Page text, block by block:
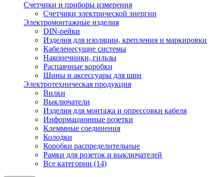
Счетчики и приборы измерения
Счетчики электрической энергии
Электромонтажные изделия
DIN-рейки
Изделия для изоляции, крепления и маркировки
Кабеленесущие системы
Наконечники, гильзы
Распаячные коробки
Шины и аксессуары для шин
Электротехническая продукция
Вилки
Выключатели
Изделия для монтажа и опрессовки кабеля
Информационные розетки
Клеммные соединения
Колодки
Коробки распределительные
Рамки для розеток и выключателей
Все категории (14)